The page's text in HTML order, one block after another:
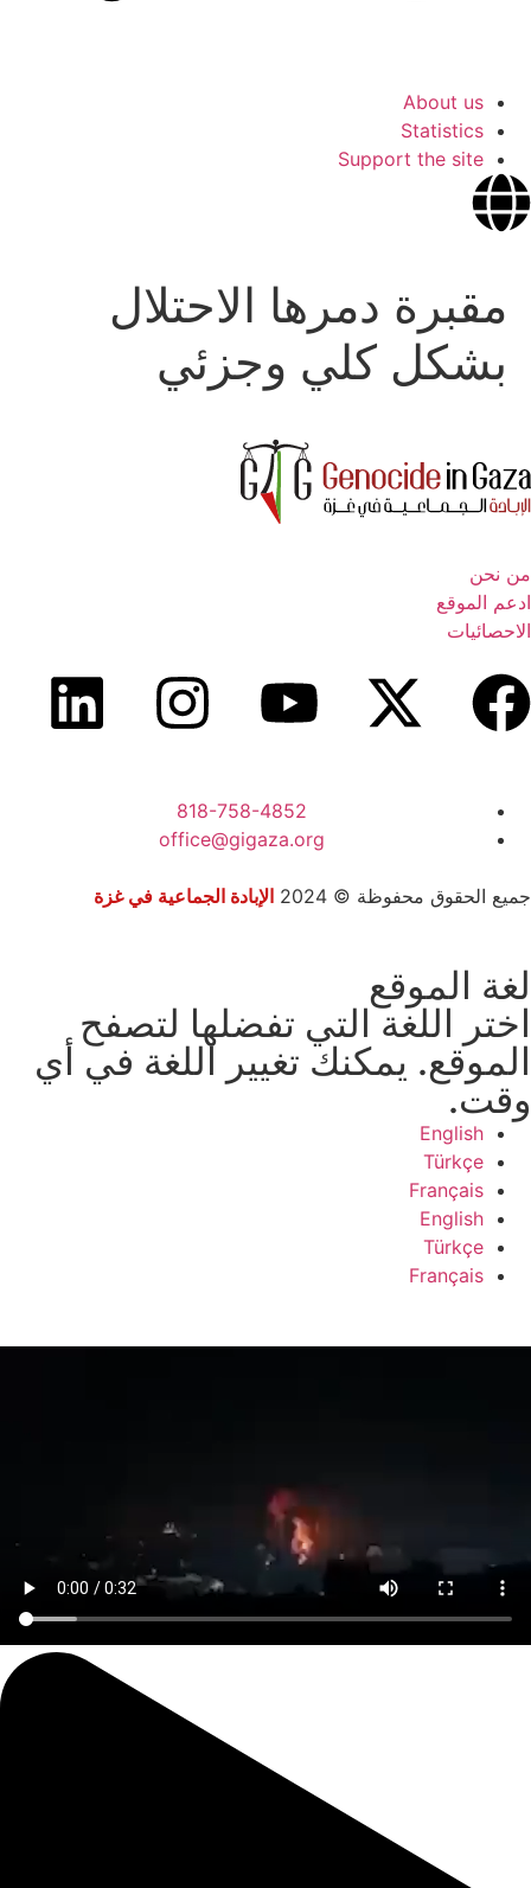
About us
Statistics
Support the site
مقبرة دمرها الاحتلال
بشكل كلي وجزئي
من نحن
ادعم الموقع
الاحصائيات
818-758-4852
office@gigaza.org
جميع الحقوق محفوظة © 2024 الإبادة الجماعية في غزة
لغة الموقع
اختر اللغة التي تفضلها لتصفح
الموقع. يمكنك تغيير اللغة في أي
وقت.
English
Türkçe
Français
English
Türkçe
Français